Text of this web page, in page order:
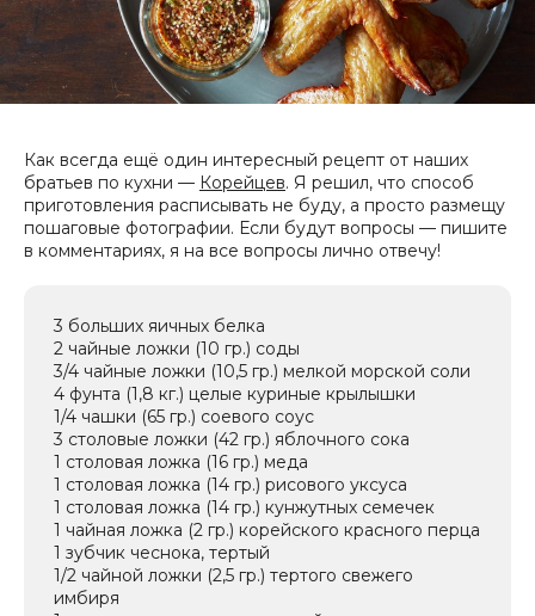
Как всегда ещё один интересный рецепт от наших
братьев по кухни — Корейцев. Я решил, что способ
приготовления расписывать не буду, а просто размещу
пошаговые фотографии. Если будут вопросы — пишите
в комментариях, я на все вопросы лично отвечу!
3 больших яичных белка
2 чайные ложки (10 гр.) соды
3/4 чайные ложки (10,5 гр.) мелкой морской соли
4 фунта (1,8 кг.) целые куриные крылышки
1/4 чашки (65 гр.) соевого соус
3 столовые ложки (42 гр.) яблочного сока
1 столовая ложка (16 гр.) меда
1 столовая ложка (14 гр.) рисового уксуса
1 столовая ложка (14 гр.) кунжутных семечек
1 чайная ложка (2 гр.) корейского красного перца
1 зубчик чеснока, тертый
1/2 чайной ложки (2,5 гр.) тертого свежего
имбиря